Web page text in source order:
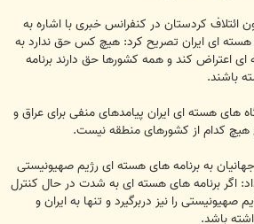
کردستان در کنفرانس خبری با اشاره به
ای ایران تصریح کرد: هیچ کس حق ندارد به
اعتراض کند و همه کشورها حق دارند برنامه
باشند.
های هسته ای ایران پیامدهای منفی برای عراق و
هیچ کدام از کشورهای منطقه نیست.
به برنامه های هسته ای رژیم صهیونیستی
اگر برنامه های هسته ای به شدت در حال کنترل
را نیز دربرگیرد و تنها به ایران و
باشد.